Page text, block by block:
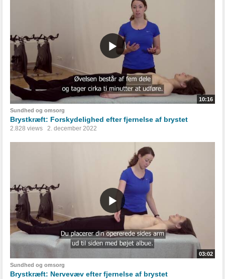
10:16
Sundhed og omsorg
Brystkræft: Forskydelighed efter fjernelse af brystet
2.828 views 2. december 2022
03:02
Sundhed og omsorg
Brystkræft: Nervevæv efter fjernelse af brystet